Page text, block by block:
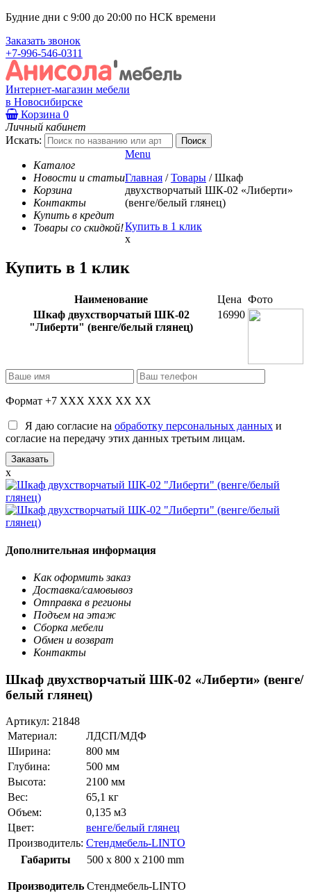
Будние дни с 9:00 до 20:00 по НСК времени
Заказать звонок
+7-996-546-0311
Интернет-магазин мебели
в Новосибирске
Корзина 0
Личный кабинет
Искать:
Каталог
Новости и статьи
Корзина
Контакты
Купить в кредит
Товары со скидкой!
Menu
Главная / Товары / Шкаф
двухстворчатый ШК-02 «Либерти»
(венге/белый глянец)
Купить в 1 клик
x
Купить в 1 клик
Наименование Цена Фото
Шкаф двухстворчатый ШК-02
"Либерти" (венге/белый глянец)
16990
Формат +7 XXX XXX XX XX
Я даю согласие на обработку персональных данных и
согласие на передачу этих данных третьим лицам.
x
Дополнительная информация
Как оформить заказ
Доставка/самовывоз
Отправка в регионы
Подъем на этаж
Сборка мебели
Обмен и возврат
Контакты
Шкаф двухстворчатый ШК-02 «Либерти» (венге/
белый глянец)
Артикул: 21848
Материал:
ЛДСП/МДФ
Ширина:
800 мм
Глубина:
500 мм
Высота:
2100 мм
Вес:
65,1 кг
Объем:
0,135 м3
Цвет:
венге/белый глянец
Производитель: Стендмебель-LINTO
Габариты
500 x 800 x 2100 mm
Производитель Стендмебель-LINTO